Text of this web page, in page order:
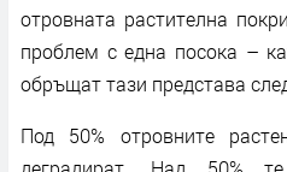
отровната растителна
проблем с една посока –
обръщат тази представа
Под 50% отровните